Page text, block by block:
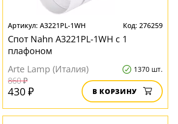
A3221PL-1WH 276259
Спот Nahn A3221PL-1WH с 1
плафоном
Arte Lamp (Италия)
1370 шт.
860 ₽
430 ₽ В КОРЗИНУ